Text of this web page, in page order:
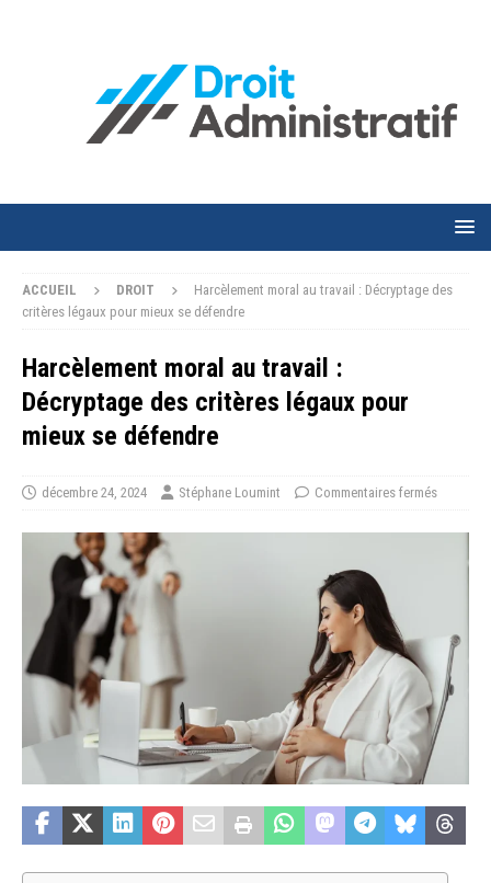
ACCUEIL DROIT
Harcèlement moral au travail : Décryptage des
critères légaux pour mieux se défendre
Harcèlement moral au travail :
Décryptage des critères légaux pour
mieux se défendre
décembre 24, 2024 Stéphane Loumint Commentaires fermés